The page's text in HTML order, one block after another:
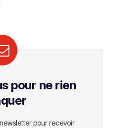
pour ne rien
pour recevoir